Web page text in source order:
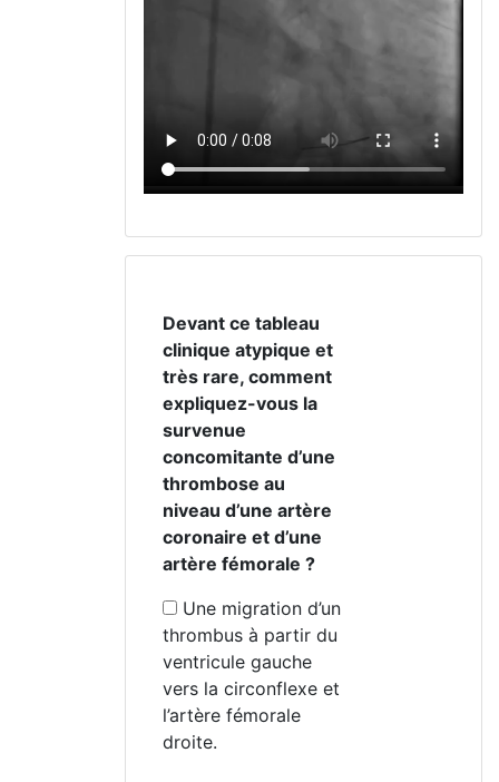
Devant ce tableau
clinique atypique et
très rare, comment
expliquez-vous la
survenue
concomitante d’une
thrombose au
niveau d’une artère
coronaire et d’une
artère fémorale ?
Une migration d’un
thrombus à partir du
ventricule gauche
vers la circonflexe et
l’artère fémorale
droite.